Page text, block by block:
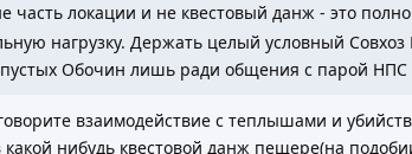
часть локации и не квестовый данж - это
нагрузку. Держать целый условный
Обочин лишь ради общения с парой НПС
взаимодействие с теплышами и
нибудь квестовой данж пещере(на